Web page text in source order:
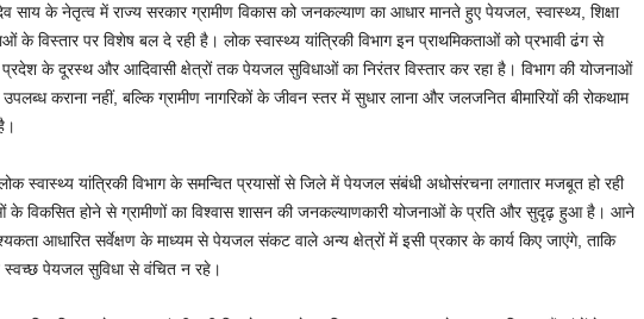
साय के नेतृत्व में राज्य सरकार ग्रामीण विकास को जनकल्याण का आधार मानते हुए पेयजल, स्वास्थ्य, शिक्षा
के विस्तार पर विशेष बल दे रही है। लोक स्वास्थ्य यांत्रिकी विभाग इन प्राथमिकताओं को प्रभावी ढंग से
प्रदेश के दूरस्थ और आदिवासी क्षेत्रों तक पेयजल सुविधाओं का निरंतर विस्तार कर रहा है। विभाग की योजनाओं
कराना नहीं, बल्कि ग्रामीण नागरिकों के जीवन स्तर में सुधार लाना और जलजनित बीमारियों की रोकथाम
स्वास्थ्य यांत्रिकी विभाग के समन्वित प्रयासों से जिले में पेयजल संबंधी अधोसंरचना लगातार मजबूत हो रही
विकसित होने से ग्रामीणों का विश्वास शासन की जनकल्याणकारी योजनाओं के प्रति और सुदृढ़ हुआ है। आने
आधारित सर्वेक्षण के माध्यम से पेयजल संकट वाले अन्य क्षेत्रों में इसी प्रकार के कार्य किए जाएंगे, ताकि
स्वच्छ पेयजल सुविधा से वंचित न रहे।